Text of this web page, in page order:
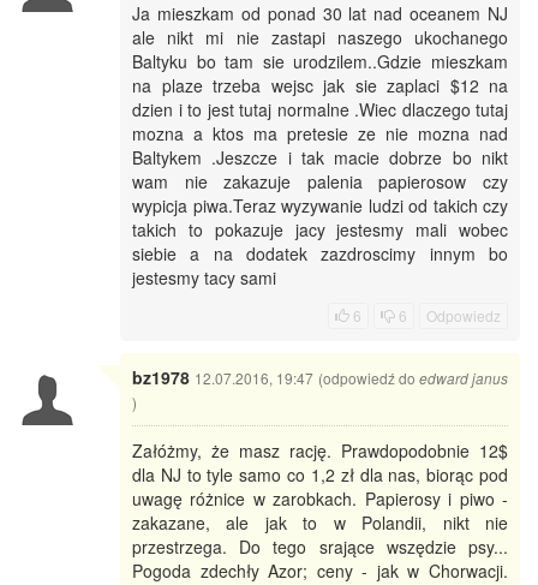
Ja mieszkam od ponad 30 lat nad oceanem NJ
ale nikt mi nie zastapi naszego ukochanego
Baltyku bo tam sie urodzilem..Gdzie mieszkam
na plaze trzeba wejsc jak sie zaplaci $12 na
dzien i to jest tutaj normalne .Wiec dlaczego tutaj
mozna a ktos ma pretesie ze nie mozna nad
Baltykem .Jeszcze i tak macie dobrze bo nikt
wam nie zakazuje palenia papierosow czy
wypicja piwa.Teraz wyzywanie ludzi od takich czy
takich to pokazuje jacy jestesmy mali wobec
siebie a na dodatek zazdroscimy innym bo
jestesmy tacy sami
6 6 Odpowiedz
bz1978 12.07.2016, 19:47 (odpowiedź do edward janus
)
Załóżmy, że masz rację. Prawdopodobnie 12$
dla NJ to tyle samo co 1,2 zł dla nas, biorąc pod
uwagę różnice w zarobkach. Papierosy i piwo -
zakazane, ale jak to w Polandii, nikt nie
przestrzega. Do tego srające wszędzie psy...
Pogoda zdechły Azor; ceny - jak w Chorwacji.